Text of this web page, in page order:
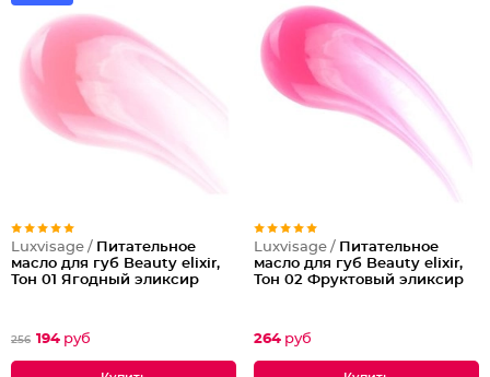
Luxvisage / Питательное
масло для губ Beauty elixir,
Тон 01 Ягодный эликсир
256 194 руб
Luxvisage / Питательное
масло для губ Beauty elixir,
Тон 02 Фруктовый эликсир
264 руб